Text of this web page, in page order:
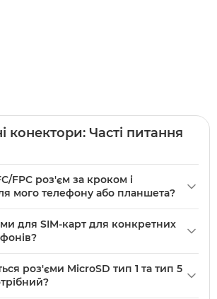
конектори: Часті питання
FPC роз'єм за кроком і
мого телефону або планшета?
— у категорії є моделі як
. Порівняйте крок і кількість pin зі
або зніміть старий роз'єм для
для SIM-карт для конкретних
сумісні з популярними брендами
роз'єми MicroSD тип 1 та тип 5